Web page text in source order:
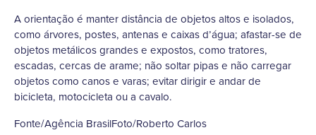
A orientação é manter distância de objetos altos e isolados,
como árvores, postes, antenas e caixas d’água; afastar-se de
objetos metálicos grandes e expostos, como tratores,
escadas, cercas de arame; não soltar pipas e não carregar
objetos como canos e varas; evitar dirigir e andar de
bicicleta, motocicleta ou a cavalo.
Fonte/Agência BrasilFoto/Roberto Carlos